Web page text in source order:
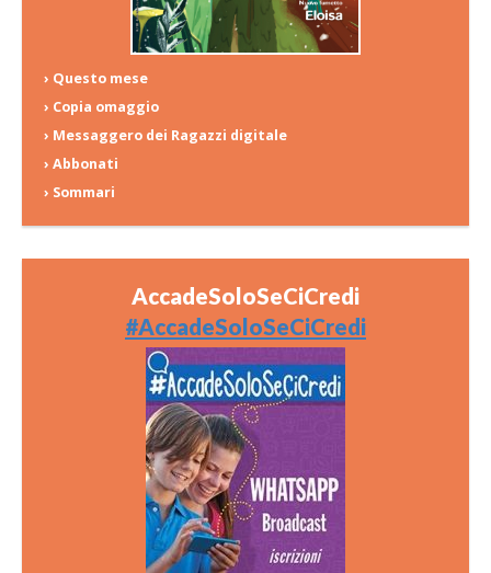
› Questo mese
› Copia omaggio
› Messaggero dei Ragazzi digitale
› Abbonati
› Sommari
AccadeSoloSeCiCredi
#AccadeSoloSeCiCredi